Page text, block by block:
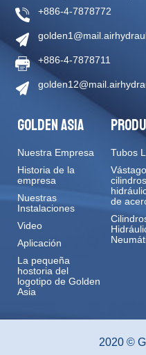
+886-4-7878772
+886-4-7878711
GOLDEN ASIA
Nuestra Empresa
Historia de la
empresa
Nuestras
Instalaciones
Video
Aplicación
La pequeña
hostoria del
logotipo de Golden
Asia
Tubos
cilindros
de
2020 ©